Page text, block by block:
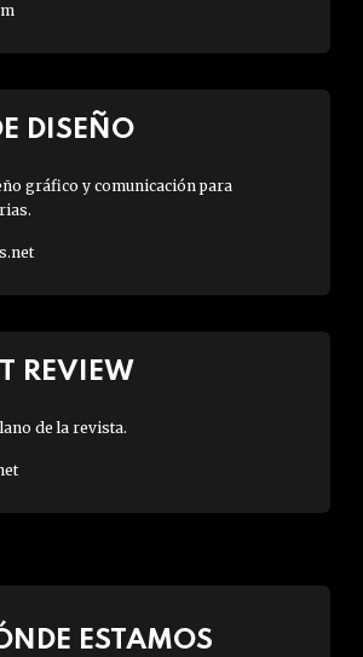
DISEÑO
gráfico y comunicación para
REVIEW
de la revista.
ESTAMOS